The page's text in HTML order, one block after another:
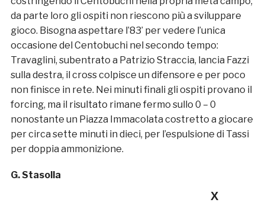
da parte loro gli ospiti non riescono più a sviluppare
gioco. Bisogna aspettare l’83’ per vedere l’unica
occasione del Centobuchi nel secondo tempo:
Travaglini, subentrato a Patrizio Straccia, lancia Fazzi
sulla destra, il cross colpisce un difensore e per poco
non finisce in rete. Nei minuti finali gli ospiti provano il
forcing, ma il risultato rimane fermo sullo 0 – 0
nonostante un Piazza Immacolata costretto a giocare
per circa sette minuti in dieci, per l’espulsione di Tassi
per doppia ammonizione.
G. Stasolla
X